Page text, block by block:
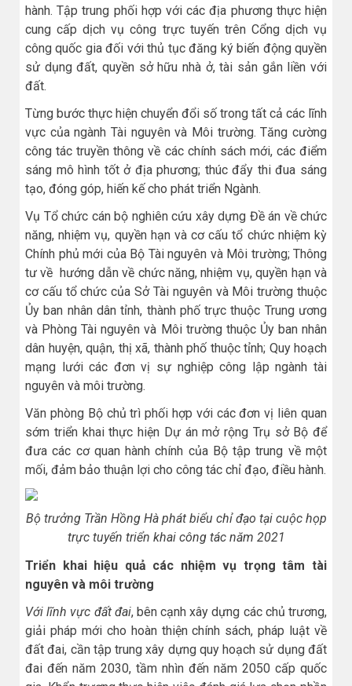
hành. Tập trung phối hợp với các địa phương thực hiện
cung cấp dịch vụ công trực tuyến trên Cổng dịch vụ
công quốc gia đối với thủ tục đăng ký biến động quyền
sử dụng đất, quyền sở hữu nhà ở, tài sản gắn liền với
đất.
Từng bước thực hiện chuyển đổi số trong tất cả các lĩnh
vực của ngành Tài nguyên và Môi trường. Tăng cường
công tác truyền thông về các chính sách mới, các điểm
sáng mô hình tốt ở địa phương; thúc đẩy thi đua sáng
tạo, đóng góp, hiến kế cho phát triển Ngành.
Vụ Tổ chức cán bộ nghiên cứu xây dựng Đề án về chức
năng, nhiệm vụ, quyền hạn và cơ cấu tổ chức nhiệm kỳ
Chính phủ mới của Bộ Tài nguyên và Môi trường; Thông
tư về hướng dẫn về chức năng, nhiệm vụ, quyền hạn và
cơ cấu tổ chức của Sở Tài nguyên và Môi trường thuộc
Ủy ban nhân dân tỉnh, thành phố trực thuộc Trung ương
và Phòng Tài nguyên và Môi trường thuộc Ủy ban nhân
dân huyện, quận, thị xã, thành phố thuộc tỉnh; Quy hoạch
mạng lưới các đơn vị sự nghiệp công lập ngành tài
nguyên và môi trường.
Văn phòng Bộ chủ trì phối hợp với các đơn vị liên quan
sớm triển khai thực hiện Dự án mở rộng Trụ sở Bộ để
đưa các cơ quan hành chính của Bộ tập trung về một
mối, đảm bảo thuận lợi cho công tác chỉ đạo, điều hành.
Bộ trưởng Trần Hồng Hà phát biểu chỉ đạo tại cuộc họp
trực tuyến triển khai công tác năm 2021
Triển khai hiệu quả các nhiệm vụ trọng tâm tài
nguyên và môi trường
Với lĩnh vực đất đai, bên cạnh xây dựng các chủ trương,
giải pháp mới cho hoàn thiện chính sách, pháp luật về
đất đai, cần tập trung xây dựng quy hoạch sử dụng đất
đai đến năm 2030, tầm nhìn đến năm 2050 cấp quốc